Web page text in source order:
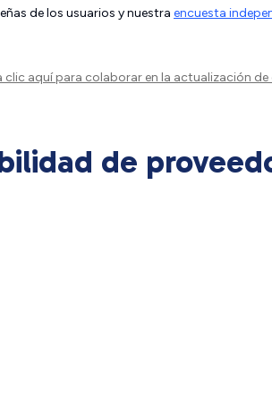
de los usuarios y nuestra encuesta
clic aquípara colaborar en la actualización de
de